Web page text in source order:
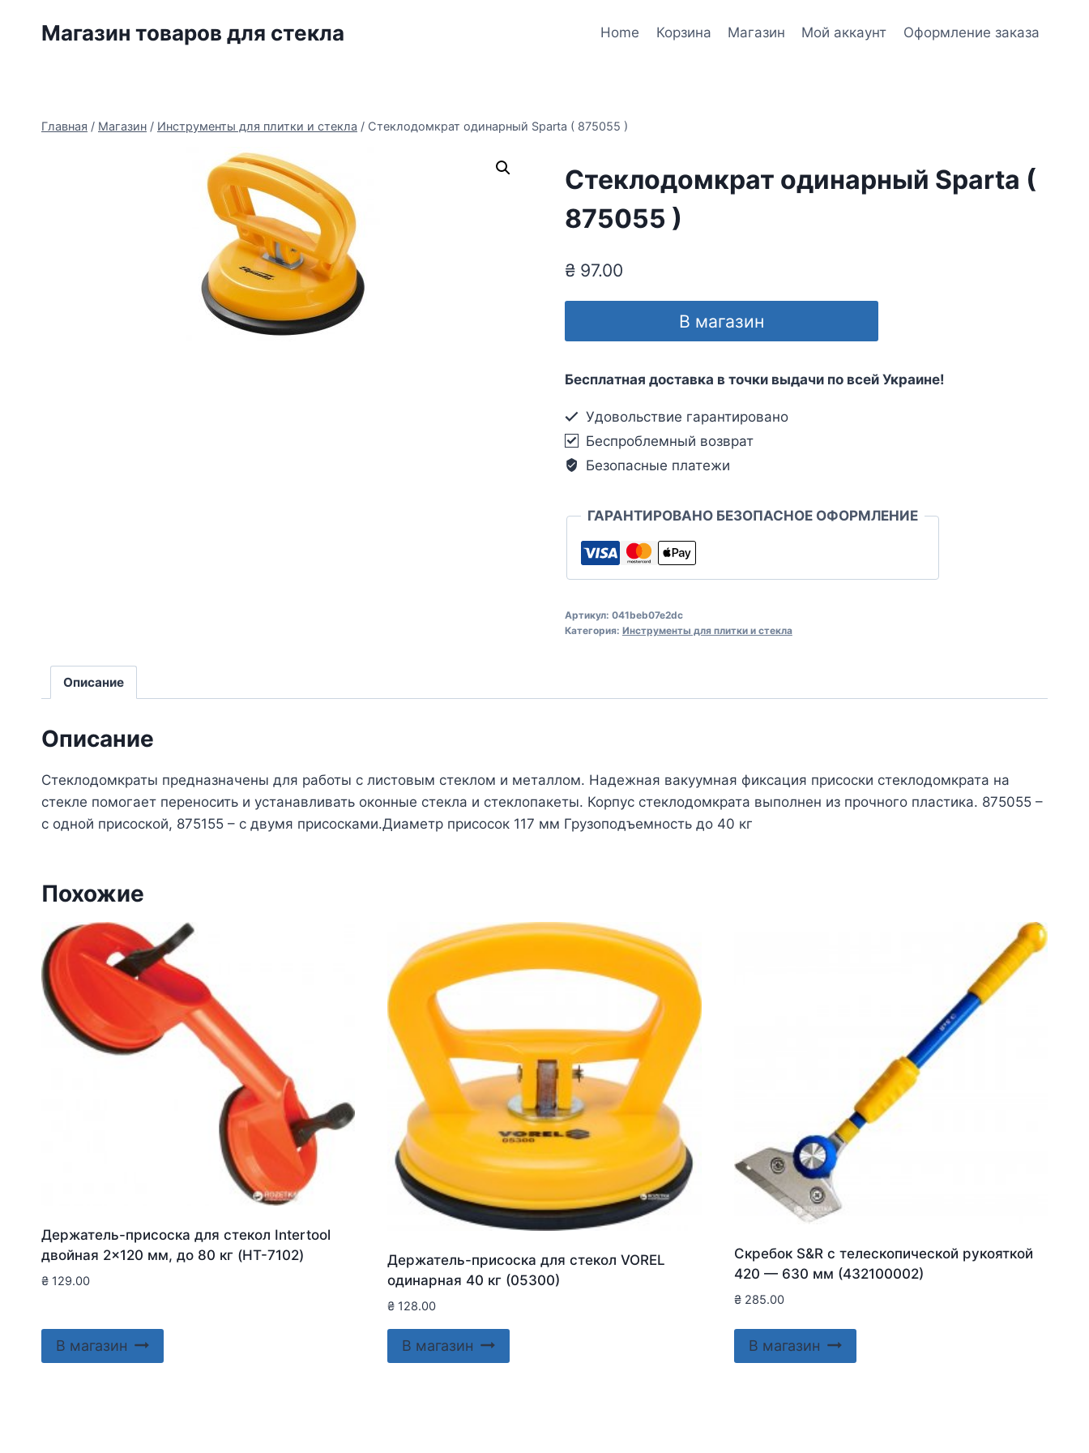
Магазин товаров для стекла Home Корзина Магазин Мой аккаунт Оформление заказа
Главная / Магазин / Инструменты для плитки и стекла / Стеклодомкрат одинарный Sparta ( 875055 )
Стеклодомкрат одинарный Sparta (
875055 )
₴97.00
В магазин
Бесплатная доставка в точки выдачи по всей Украине!
Удовольствие гарантировано
Беспроблемный возврат
Безопасные платежи
ГАРАНТИРОВАНО БЕЗОПАСНОЕ ОФОРМЛЕНИЕ
Артикул: 041beb07e2dc
Категория: Инструменты для плитки и стекла
Описание
Описание
Стеклодомкраты предназначены для работы с листовым стеклом и металлом. Надежная вакуумная фиксация присоски стеклодомкрата на
стекле помогает переносить и устанавливать оконные стекла и стеклопакеты. Корпус стеклодомкрата выполнен из прочного пластика. 875055 –
с одной присоской, 875155 – с двумя присосками.Диаметр присосок 117 мм Грузоподъемность до 40 кг
Похожие
Держатель-присоска для стекол Intertool
двойная 2×120 мм, до 80 кг (HT-7102)
₴ 129.00
В магазин
Держатель-присоска для стекол VOREL
одинарная 40 кг (05300)
₴ 128.00
В магазин
Скребок S&R с телескопической рукояткой
420 — 630 мм (432100002)
₴285.00
В магазин